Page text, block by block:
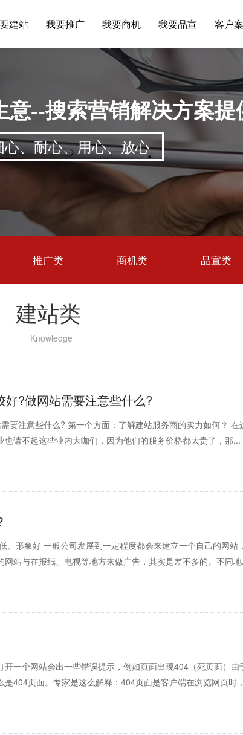
建站 我要推广 我要商机 我要品宣 客户
意--搜索营销解决方案提
、耐心、用心、放心
推广类 商机类 品宣类
建站类
Knowledge
?做网站需要注意些什么?
要注意些什么? 第一个方面：了解建站服务商的实力如何？
请不起这些业内大咖们，因为他们的服务价格都太贵了，那...
、形象好 一般公司发展到一定程度都会来建立一个自己的网
站与在报纸、电视等地方来做广告，其实是差不多的。不同
一个网站会出一些错误提示，例如页面出现404（死页面）
404页面。专家是这么解释：404页面是客户端在浏览网页时